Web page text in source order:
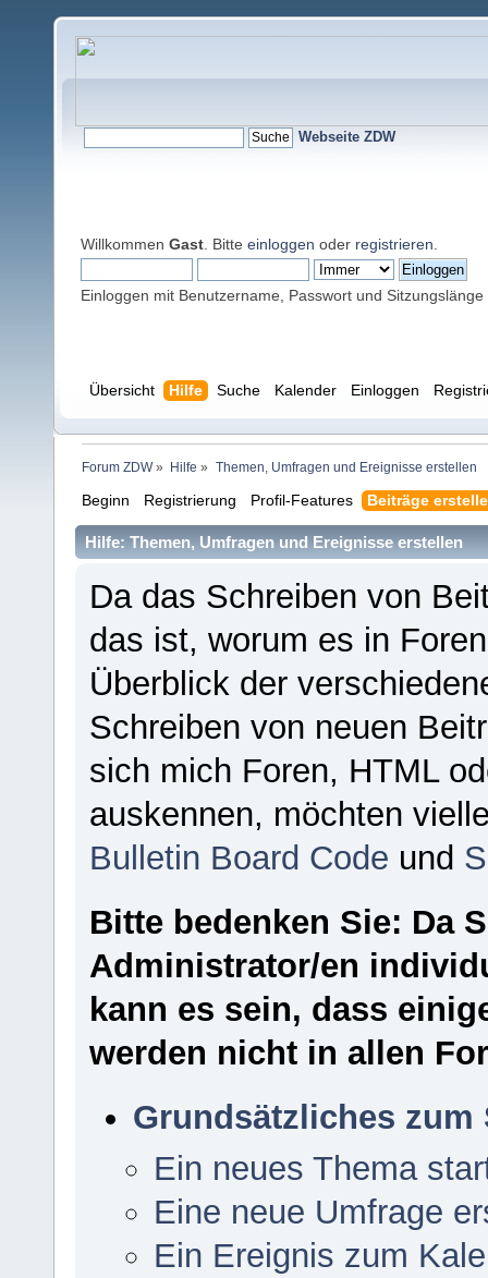
Webseite ZDW
Willkommen Gast . Bitte einloggen oder registrieren
Einloggen mit Benutzername, Passwort und Sitzungslänge
Übersicht Hilfe Suche Kalender Einloggen
Forum ZDW» Hilfe » Themen, Umfragen und Ereignisse erstellen
Beginn Registrierung Profil-Features Beiträge
Hilfe: Themen, Umfragen und Ereignisse erstellen
Da das Schreiben von
das ist, worum es in
Überblick der
Schreiben von neuen
sich mich Foren, HTML
auskennen, möchten
Bulletin Board Code und
Bitte bedenken Sie: Da
Administrator/en
kann es sein, dass
werden nicht in allen
Grundsätzliches zum
Ein neues Thema
Eine neue Umfrage
Ein Ereignis zum